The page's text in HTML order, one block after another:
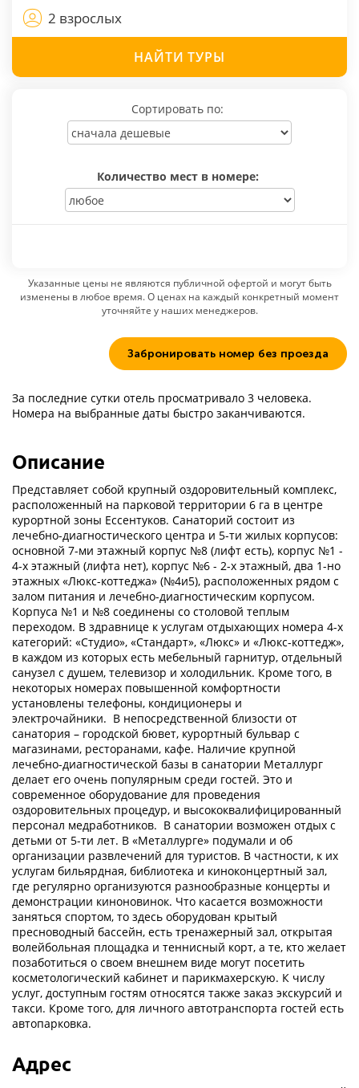
2 взрослых
НАЙТИ ТУРЫ
Сортировать по:
Количество мест в номере:
Указанные цены не являются публичной офертой и могут быть
изменены в любое время. О ценах на каждый конкретный момент
уточняйте у наших менеджеров.
Забронировать номер без проезда
За последние сутки отель просматривало 3 человека.
Номера на выбранные даты быстро заканчиваются.
Описание
Представляет собой крупный оздоровительный комплекс,
расположенный на парковой территории 6 га в центре
курортной зоны Ессентуков. Санаторий состоит из
лечебно-диагностического центра и 5-ти жилых корпусов:
основной 7-ми этажный корпус №8 (лифт есть), корпус №1 -
4-х этажный (лифта нет), корпус №6 - 2-х этажный, два 1-но
этажных «Люкс-коттеджа» (№4и5), расположенных рядом с
залом питания и лечебно-диагностическим корпусом.
Корпуса №1 и №8 соединены со столовой теплым
переходом. В здравнице к услугам отдыхающих номера 4-х
категорий: «Студио», «Стандарт», «Люкс» и «Люкс-коттедж»,
в каждом из которых есть мебельный гарнитур, отдельный
санузел с душем, телевизор и холодильник. Кроме того, в
некоторых номерах повышенной комфортности
установлены телефоны, кондиционеры и
электрочайники. В непосредственной близости от
санатория – городской бювет, курортный бульвар с
магазинами, ресторанами, кафе. Наличие крупной
лечебно-диагностической базы в санатории Металлург
делает его очень популярным среди гостей. Это и
современное оборудование для проведения
оздоровительных процедур, и высококвалифицированный
персонал медработников. В санатории возможен отдых с
детьми от 5-ти лет. В «Металлурге» подумали и об
организации развлечений для туристов. В частности, к их
услугам бильярдная, библиотека и киноконцертный зал,
где регулярно организуются разнообразные концерты и
демонстрации киноновинок. Что касается возможности
заняться спортом, то здесь оборудован крытый
пресноводный бассейн, есть тренажерный зал, открытая
волейбольная площадка и теннисный корт, а те, кто желает
позаботиться о своем внешнем виде могут посетить
косметологический кабинет и парикмахерскую. К числу
услуг, доступным гостям относятся также заказ экскурсий и
такси. Кроме того, для личного автотранспорта гостей есть
автопарковка.
Адрес